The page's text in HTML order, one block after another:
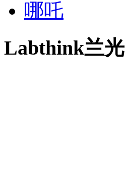
哪吒
Labthink兰光